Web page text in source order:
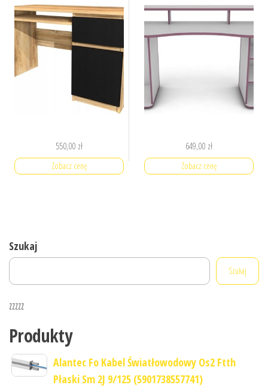
550,00 zł
Zobacz cenę
649,00 zł
Zobacz cenę
Szukaj
Szukaj
zzzzz
Produkty
Alantec Fo Kabel Światłowodowy Os2 Ftth
Płaski Sm 2J 9/125 (5901738557741)